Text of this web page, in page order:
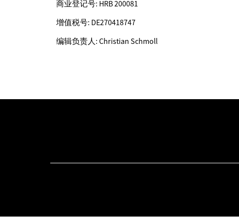
商业登记号: HRB 200081
增值税号: DE270418747
编辑负责人: Christian Schmoll